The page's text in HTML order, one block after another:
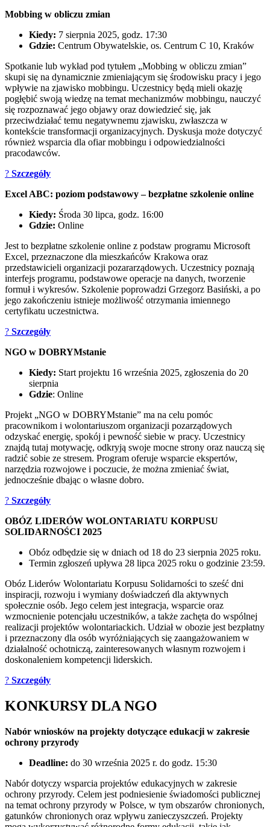
Mobbing w obliczu zmian
Kiedy: 7 sierpnia 2025, godz. 17:30
Gdzie: Centrum Obywatelskie, os. Centrum C 10, Kraków
Spotkanie lub wykład pod tytułem „Mobbing w obliczu zmian”
skupi się na dynamicznie zmieniającym się środowisku pracy i jego
wpływie na zjawisko mobbingu. Uczestnicy będą mieli okazję
pogłębić swoją wiedzę na temat mechanizmów mobbingu, nauczyć
się rozpoznawać jego objawy oraz dowiedzieć się, jak
przeciwdziałać temu negatywnemu zjawisku, zwłaszcza w
kontekście transformacji organizacyjnych. Dyskusja może dotyczyć
również wsparcia dla ofiar mobbingu i odpowiedzialności
pracodawców.
? Szczegóły
Excel ABC: poziom podstawowy – bezpłatne szkolenie online
Kiedy: Środa 30 lipca, godz. 16:00
Gdzie: Online
Jest to bezpłatne szkolenie online z podstaw programu Microsoft
Excel, przeznaczone dla mieszkańców Krakowa oraz
przedstawicieli organizacji pozararządowych. Uczestnicy poznają
interfejs programu, podstawowe operacje na danych, tworzenie
formuł i wykresów. Szkolenie poprowadzi Grzegorz Basiński, a po
jego zakończeniu istnieje możliwość otrzymania imiennego
certyfikatu uczestnictwa.
? Szczegóły
NGO w DOBRYMstanie
Kiedy: Start projektu 16 września 2025, zgłoszenia do 20
sierpnia
Gdzie: Online
Projekt „NGO w DOBRYMstanie” ma na celu pomóc
pracownikom i wolontariuszom organizacji pozarządowych
odzyskać energię, spokój i pewność siebie w pracy. Uczestnicy
znajdą tutaj motywację, odkryją swoje mocne strony oraz nauczą się
radzić sobie ze stresem. Program oferuje wsparcie ekspertów,
narzędzia rozwojowe i poczucie, że można zmieniać świat,
jednocześnie dbając o własne dobro.
? Szczegóły
OBÓZ LIDERÓW WOLONTARIATU KORPUSU
SOLIDARNOŚCI 2025
Obóz odbędzie się w dniach od 18 do 23 sierpnia 2025 roku.
Termin zgłoszeń upływa 28 lipca 2025 roku o godzinie 23:59.
Obóz Liderów Wolontariatu Korpusu Solidarności to sześć dni
inspiracji, rozwoju i wymiany doświadczeń dla aktywnych
społecznie osób. Jego celem jest integracja, wsparcie oraz
wzmocnienie potencjału uczestników, a także zachęta do wspólnej
realizacji projektów wolontariackich. Udział w obozie jest bezpłatny
i przeznaczony dla osób wyróżniających się zaangażowaniem w
działalność ochotniczą, zainteresowanych własnym rozwojem i
doskonaleniem kompetencji liderskich.
? Szczegóły
KONKURSY DLA NGO
Nabór wniosków na projekty dotyczące edukacji w zakresie
ochrony przyrody
Deadline: do 30 września 2025 r. do godz. 15:30
Nabór dotyczy wsparcia projektów edukacyjnych w zakresie
ochrony przyrody. Celem jest podniesienie świadomości publicznej
na temat ochrony przyrody w Polsce, w tym obszarów chronionych,
gatunków chronionych oraz wpływu zanieczyszczeń. Projekty